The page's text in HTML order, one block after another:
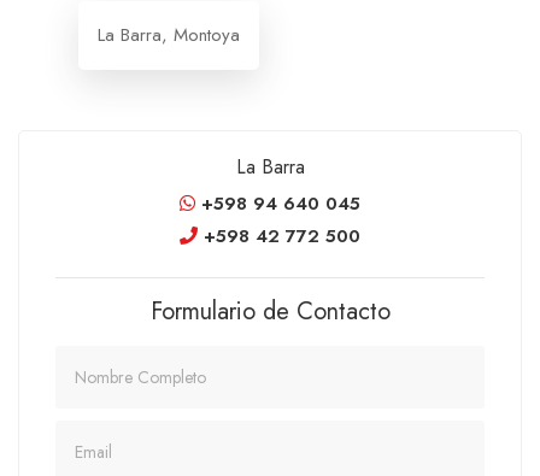
La Barra, Montoya
La Barra
+598 94 640 045
+598 42 772 500
Formulario de Contacto